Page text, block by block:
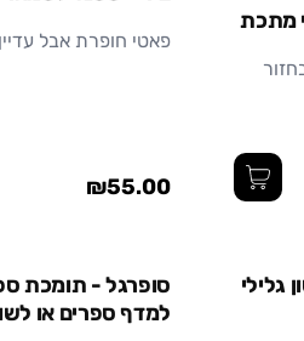
מתכת
פאטי חופרת אבל
₪55.00
גלילי
סופרגל - תומכת
למדף ספרים או